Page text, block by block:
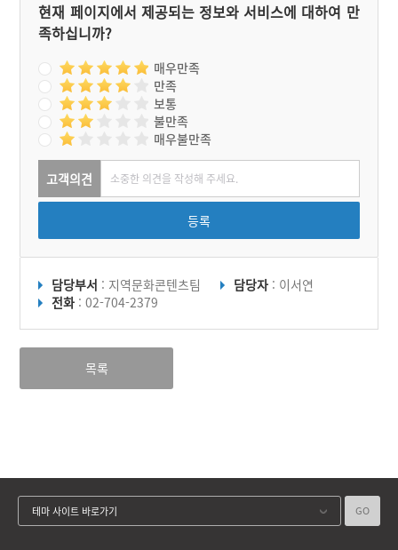
현재 페이지에서 제공되는 정보와 서비스에 대하여 만
족하십니까?
매우만족
만족
보통
불만족
매우불만족
고객의견
등록
담당부서 : 지역문화콘텐츠팀 담당자 : 이서연
전화 : 02-704-2379
목록
테마 사이트 바로가기 GO